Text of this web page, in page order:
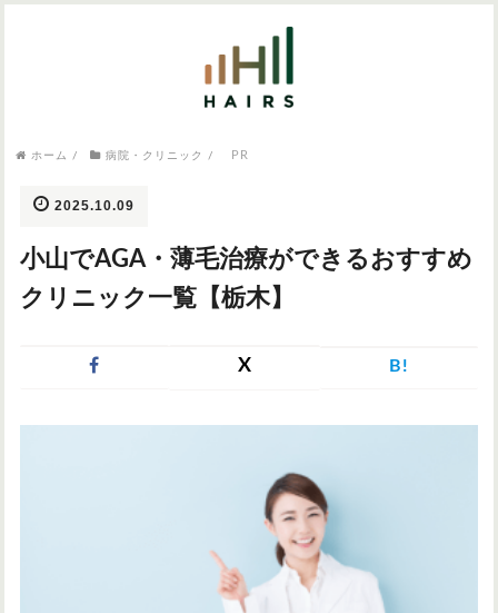
病院・クリニック
AGA
円形脱毛症
お問い合わせ
ホーム / 病院・クリニック / PR
2025.10.09
小山でAGA・薄毛治療ができるおすすめ
クリニック一覧【栃木】
X B!
気になるワードから記事を探す
症状・悩みから記事を探す
女性の薄毛